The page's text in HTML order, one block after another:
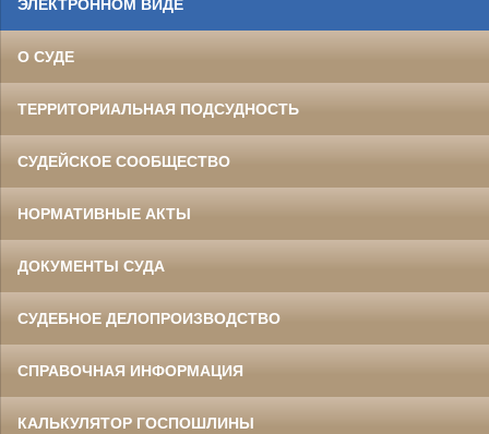
ЭЛЕКТРОННОМ ВИДЕ
О СУДЕ
ТЕРРИТОРИАЛЬНАЯ ПОДСУДНОСТЬ
СУДЕЙСКОЕ СООБЩЕСТВО
НОРМАТИВНЫЕ АКТЫ
ДОКУМЕНТЫ СУДА
СУДЕБНОЕ ДЕЛОПРОИЗВОДСТВО
СПРАВОЧНАЯ ИНФОРМАЦИЯ
КАЛЬКУЛЯТОР ГОСПОШЛИНЫ